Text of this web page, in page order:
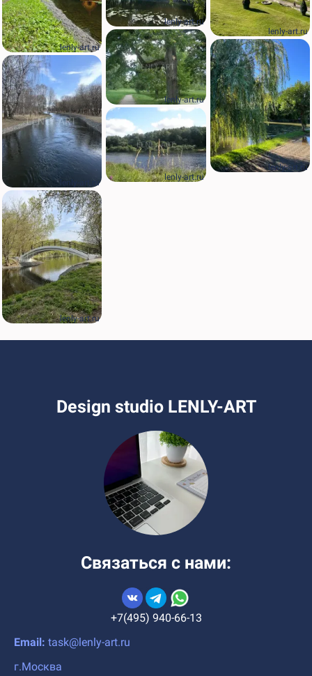
lenly-art.ru
lenly-art.ru
lenly-art.ru
lenly-art.ru
lenly-art.ru
lenly-art.ru
lenly-art.ru
lenly-art.ru
Design studio LENLY-ART
Связаться с нами:
+7(495) 940-66-13
Email: task@lenly-art.ru
г.Москва